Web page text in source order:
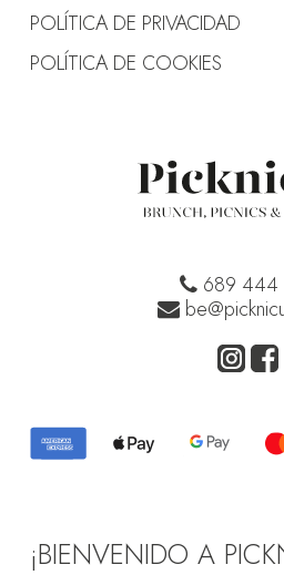
POLÍTICA DE PRIVACIDAD
POLÍTICA DE COOKIES
689 444
¡BIENVENIDO A